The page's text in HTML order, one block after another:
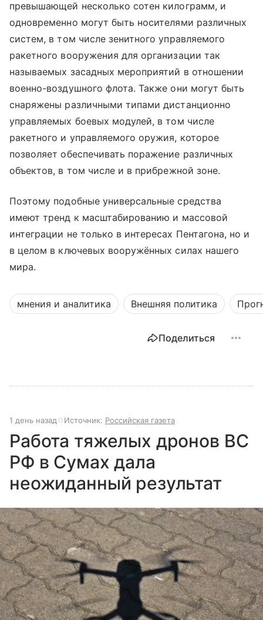
превышающей несколько сотен килограмм, и
одновременно могут быть носителями различных
систем, в том числе зенитного управляемого
ракетного вооружения для организации так
называемых засадных мероприятий в отношении
военно-воздушного флота. Также они могут быть
снаряжены различными типами дистанционно
управляемых боевых модулей, в том числе
ракетного и управляемого оружия, которое
позволяет обеспечивать поражение различных
объектов, в том числе и в прибрежной зоне.
Поэтому подобные универсальные средства
имеют тренд к масштабированию и массовой
интеграции не только в интересах Пентагона, но и
в целом в ключевых вооружённых силах нашего
мира.
мнения и аналитика Внешняя политика
Поделиться
1 день назад Источник: Российская газета
Работа тяжелых дронов ВС
РФ в Сумах дала
неожиданный результат